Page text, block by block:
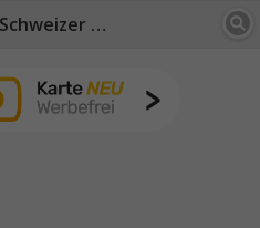
Webcams Schweizer Mittelland